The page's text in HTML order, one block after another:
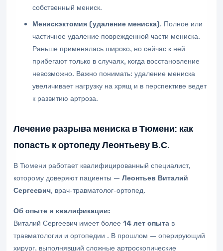
собственный мениск.
Менискэктомия (удаление мениска). Полное или
частичное удаление поврежденной части мениска.
Раньше применялась широко, но сейчас к ней
прибегают только в случаях, когда восстановление
невозможно. Важно понимать: удаление мениска
увеличивает нагрузку на хрящ и в перспективе ведет
к развитию артроза.
Лечение разрыва мениска в Тюмени: как
попасть к ортопеду Леонтьеву В.С.
В Тюмени работает квалифицированный специалист,
которому доверяют пациенты — Леонтьев Виталий
Сергеевич, врач-травматолог-ортопед.
Об опыте и квалификации:
Виталий Сергеевич имеет более 14 лет опыта в
травматологии и ортопедии . В прошлом — оперирующий
хирург, выполнявший сложные артроскопические